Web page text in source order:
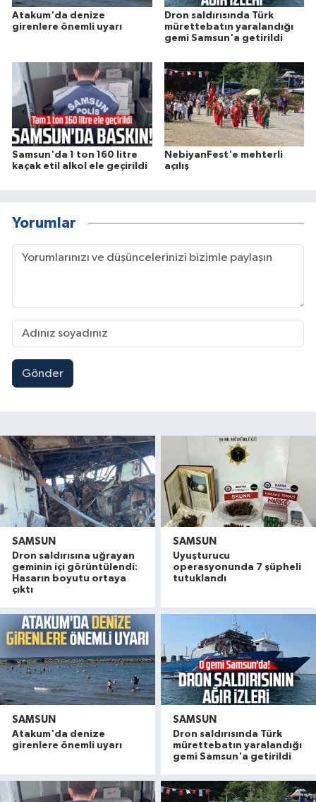
Atakum'da denize
girenlere önemli uyarı
Dron saldırısında Türk
mürettebatın yaralandığı
gemi Samsun'a getirildi
Samsun'da 1 ton 160 litre
kaçak etil alkol ele geçirildi
NebiyanFest'e mehterli
açılış
Yorumlar
Gönder
SAMSUN
Dron saldırısına uğrayan
geminin içi görüntülendi:
Hasarın boyutu ortaya
çıktı
SAMSUN
Uyuşturucu
operasyonunda 7 şüpheli
tutuklandı
SAMSUN
Atakum'da denize
girenlere önemli uyarı
SAMSUN
Dron saldırısında Türk
mürettebatın yaralandığı
gemi Samsun'a getirildi